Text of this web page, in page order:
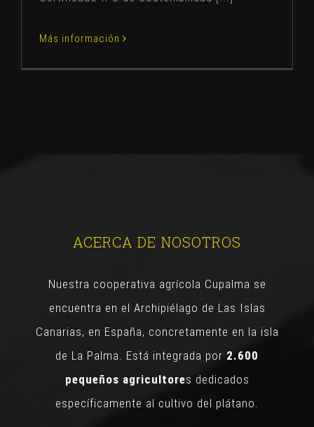
Más información
ACERCA DE NOSOTROS
Nuestra cooperativa agrícola Cupalma se
encuentra en el Archipiélago de Las Islas
Canarias, en España, concretamente en la isla
de La Palma. Está integrada por 2.600
pequeños agricultores dedicados
específicamente al cultivo del plátano.